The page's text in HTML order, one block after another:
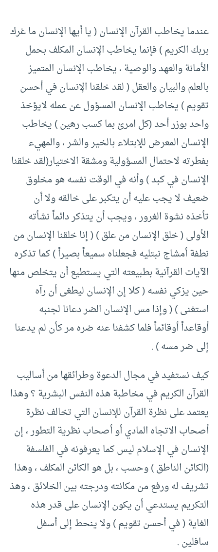
عندما يخاطب القرآن الإنسان ( يا أيها الإنسان ما غرك
بربك الكريم ) فإنما يخاطب الإنسان المكلف بحمل
الأمانة والعهد والوصية ، يخاطب الإنسان المتميز
بالعلم والبيان والعقل ( لقد خلقنا الإنسان في أحسن
تقويم ) يخاطب الإنسان المسؤول عن عمله لايؤخذ
واحد بوزر أحد (كل امرئ بما كسب رهين ) يخاطب
الإنسان المعرض للإبتلاء بالخير والشر ، والمهيء
بفطرته لاحتمال المسؤولية ومشقة الاختيار(لقد خلقنا
الإنسان في كبد ) وأنه في الوقت نفسه هو مخلوق
ضعيف لا يجب عليه أن يتكبر على خالقه ولا أن
تأخذه نشوة الغرور ، ويجب أن يتذكر دائماً نشأته
الأولى ( خلق الإنسان من علق ) ( إنا خلقنا الإنسان من
نطفة أمشاج نبتليه فجعلناه سميعاً بصيراً ) كما تذكره
الآيات القرآنية بطبيعته التي يستطيع أن يتخلص منها
حين يزكي نفسه ( كلا إن الإنسان ليطغى أن رآه
استغنى ) ( وإذا مس الإنسان الضر دعانا لجنبه
أوقاعداً أوقائماً فلما كشفنا عنه ضره مر كأن لم يدعنا
إلى ضر مسه ) .
كيف نستفيد في مجال الدعوة وطرائقها من أساليب
القرآن الكريم في مخاطبة هذه النفس البشرية ؟ وهذا
يعتمد على نظرة القرآن للإنسان التي تخالف نظرة
أصحاب الاتجاه المادي أو أصحاب نظرية التطور ، إن
الإنسان في الإسلام ليس كما يعرفونه في الفلسفة
(الكائن الناطق ) وحسب ، بل هو الكائن المكلف ، وهذا
تشريف له ورفع من مكانته ودرجته بين الخلائق ، وهذ
التكريم يستدعي أن يكون الإنسان على قدر هذه
الغاية ( في أحسن تقويم ) ولا ينحط إلى أسفل
سافلين .